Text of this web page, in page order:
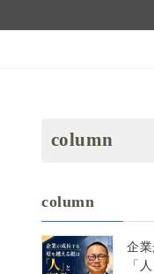
column
column
企
「